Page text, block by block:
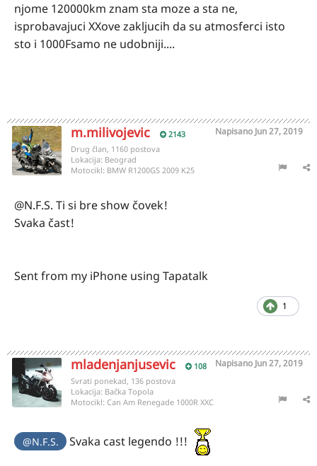
njome 120000km znam sta moze a sta ne,
isprobavajuci XXove zakljucih da su atmosferci isto
sto i 1000Fsamo ne udobniji....
m.milivojevic 2143 Napisano Jun 27, 2019
Drug član, 1160 postova
Lokacija: Beograd
Motocikl: BMW R1200GS 2009 K25
@N.F.S. Ti si bre show čovek!
Svaka čast!
Sent from my iPhone using Tapatalk
1
mladenjanjusevic 108 Napisano Jun 27, 2019
Svrati ponekad, 136 postova
Lokacija: Bačka Topola
Motocikl: Can Am Renegade 1000R XXC
@N.F.S. Svaka cast legendo !!!